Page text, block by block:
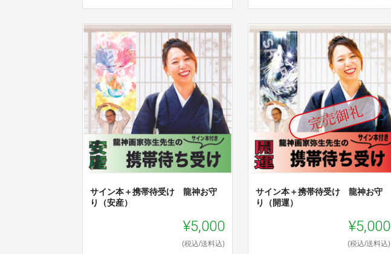
サイン本＋携帯待受け 龍神お守
り（安産）
¥5,000
(税込/送料込)
サイン本＋携帯待受け 龍神お守
り（開運）
¥5,000
(税込/送料込)